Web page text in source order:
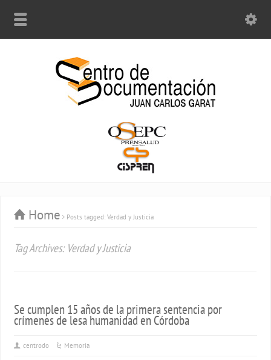
Home Posts tagged: Verdad y Justicia
Tag Archives: Verdad y Justicia
Se cumplen 15 años de la primera sentencia por
crímenes de lesa humanidad en Córdoba
centrodo Memoria